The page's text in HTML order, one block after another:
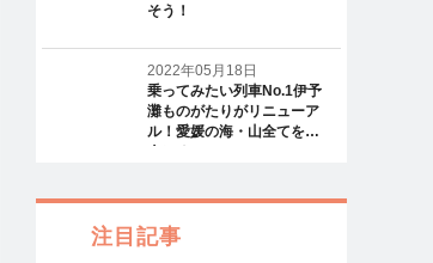
そう！
2022年05月18日
乗ってみたい列車No.1伊予
灘ものがたりがリニューア
ル！愛媛の海・山全てを一
注目記事